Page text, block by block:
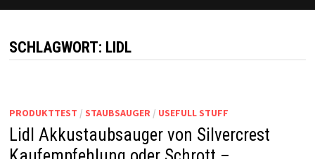
SCHLAGWORT: LIDL
PRODUKTTEST / STAUBSAUGER/ USEFULL STUFF
Lidl Akkustaubsauger von Silvercrest